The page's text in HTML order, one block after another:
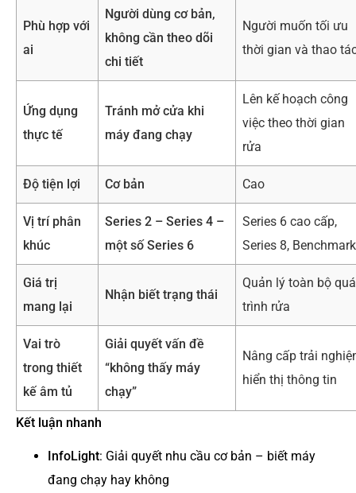
Phù hợp với
ai
Người dùng cơ bản,
không cần theo dõi
chi tiết
Người muốn tối ưu
thời gian và thao
Ứng dụng
thực tế
Tránh mở cửa khi
máy đang chạy
Lên kế hoạch công
việc theo thời gian
rửa
Độ tiện lợi Cơ bản Cao
Vị trí phân
khúc
Series 2 – Series 4 –
một số Series 6
Series 6 cao cấp,
Series 8, Benchmark
Giá trị
mang lại
Nhận biết trạng thái
Quản lý toàn bộ quá
trình rửa
Vai trò
trong thiết
kế âm tủ
Giải quyết vấn đề
“không thấy máy
chạy”
Nâng cấp trải
hiển thị thông tin
Kết luận nhanh
InfoLight: Giải quyết nhu cầu cơ bản – biết máy
đang chạy hay không